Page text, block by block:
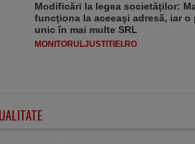
Modificări la legea societăţilor:
funcţiona la aceeaşi adresă, iar
unic în mai multe SRL
MONITORULJUSTITIEI.RO